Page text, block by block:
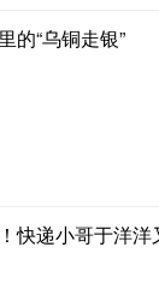
的“乌铜走银”
快递小哥于洋